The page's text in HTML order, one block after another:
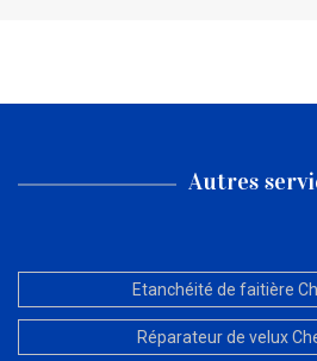
Autres
Etanchéité de faitière
Réparateur de velux